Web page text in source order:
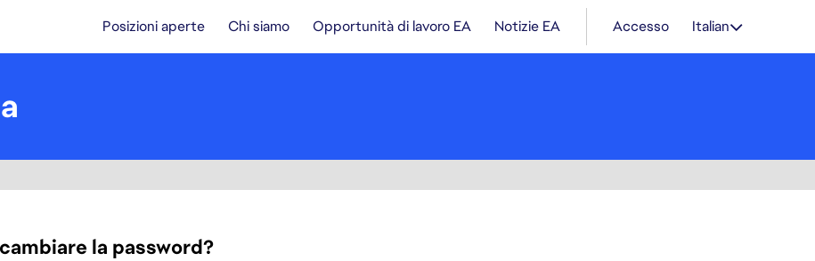
Posizioni aperte Chi siamo Opportunità di lavoro EA Notizie EA Accesso Italian
la password?